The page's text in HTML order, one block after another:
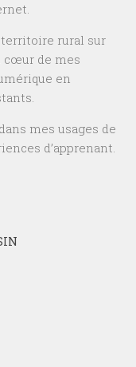
rural sur
cœur de mes
en
mes usages de
d’apprenant.